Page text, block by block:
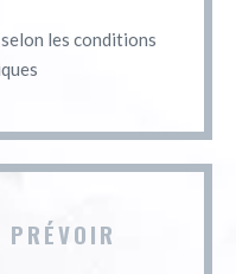
les conditions